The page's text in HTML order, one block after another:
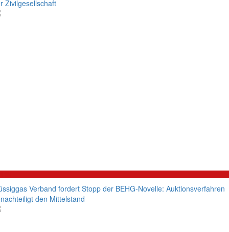
Zivilgesellschaft
Verband fordert Stopp der BEHG-Novelle: Auktionsverfahren
den Mittelstand